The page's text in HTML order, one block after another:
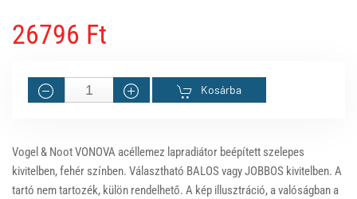
26796 Ft
Kosárba
Vogel & Noot VONOVA acéllemez lapradiátor beépített szelepes
kivitelben, fehér színben. Választható BALOS vagy JOBBOS kivitelben. A
tartó nem tartozék, külön rendelhető. A kép illusztráció, a valóságban a